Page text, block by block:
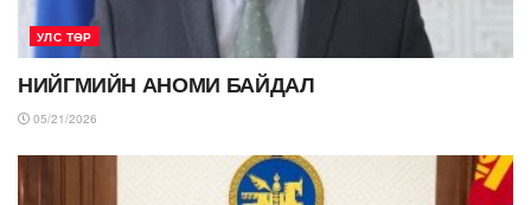
УЛС ТӨР
НИЙГМИЙН АНОМИ БАЙДАЛ
05/21/2026